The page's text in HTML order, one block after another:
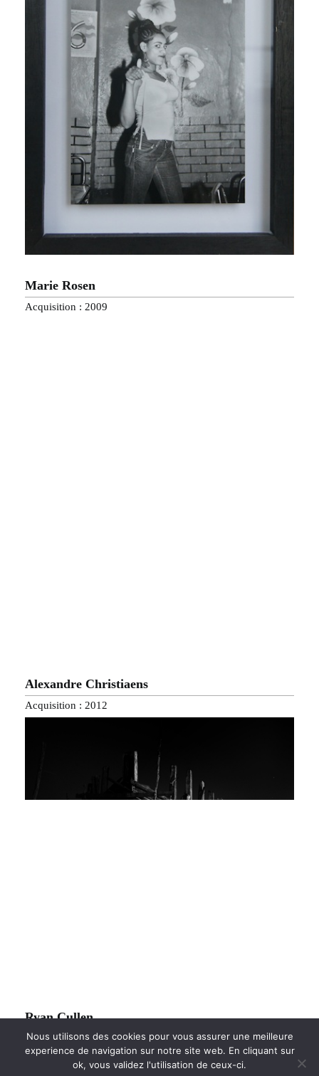
Marie Rosen
Acquisition : 2009
Alexandre Christiaens
Acquisition : 2012
Ryan Cullen
Stockholm/Manila/Antwerp/
Shanghai/Madrid/Boston/
Nous utilisons des cookies pour vous assurer une meilleure
experience de navigation sur notre site web. En cliquant sur
ok, vous validez l'utilisation de ceux-ci.